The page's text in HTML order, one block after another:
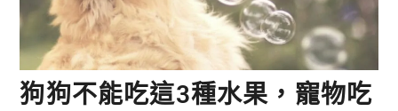
狗狗不能吃這3種水果，寵物吃